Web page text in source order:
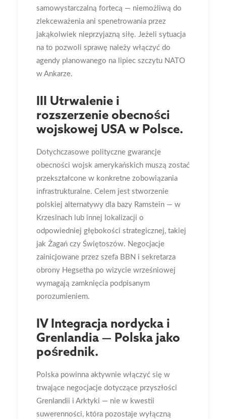
samowystarczalną fortecą — niemożliwą do
zlekceważenia ani spenetrowania przez
jakąkolwiek nieprzyjazną siłę. Jeżeli sytuacja
na to pozwoli sprawę należy włączyć do
agendy planowanego na lipiec szczytu NATO
w Ankarze.
III Utrwalenie i
rozszerzenie obecności
wojskowej USA w Polsce.
Dotychczasowe polityczne gwarancje
obecności wojsk amerykańskich muszą zostać
przekształcone w konkretne zobowiązania
infrastrukturalne. Celem jest stworzenie
polskiej alternatywy dla bazy Ramstein — w
Krzesinach lub innej lokalizacji o
odpowiedniej głębokości strategicznej, takiej
jak Żagań czy Świętoszów. Negocjacje
zainicjowane przez szefa BBN i sekretarza
obrony Hegsetha po wizycie wrześniowej
wymagają zamknięcia podpisanym
porozumieniem.
IV Integracja nordycka i
Grenlandia — Polska jako
pośrednik.
Polska powinna aktywnie włączyć się w
trwające negocjacje dotyczące przyszłości
Grenlandii i Arktyki — nie w kwestii
suwerenności, która pozostaje wyłączną